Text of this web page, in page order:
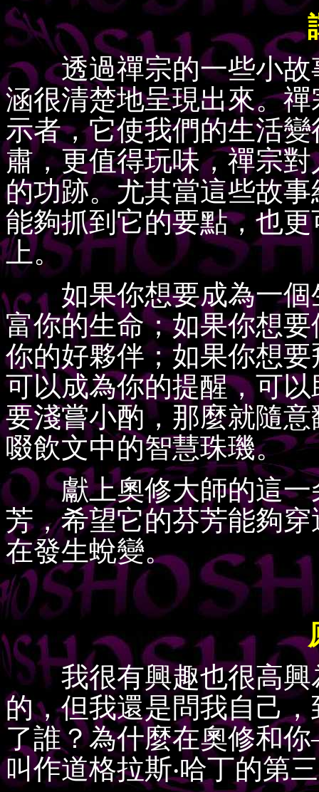
透過禪宗的一些小故
涵很清楚地呈現出來。
示者，它使我們的生活
肅，更值得玩味，禪宗
的功跡。尤其當這些故
能夠抓到它的要點，也
上。
如果你想要成為一個
富你的生命；如果你想
你的好夥伴；如果你想
可以成為你的提醒，可
要淺嘗小酌，那麼就隨
啜飲文中的智慧珠璣。
獻上奧修大師的這一
芳，希望它的芬芳能夠
在發生蛻變。
我很有興趣也很高興
的，但我還是問我自己
了誰？為什麼在奧修
叫作道格拉斯‧哈丁的第